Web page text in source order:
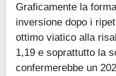
Graficamente la
inversione dopo i
ottimo viatico alla
1,19 e soprattutto la
confermerebbe un